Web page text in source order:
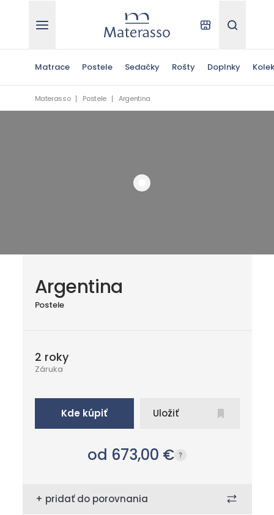
Materasso Kde kúpiťHľadať
Matrace Postele Sedačky Rošty Doplnky
Materasso Postele Argentina
Argentina
Postele
Záruka
2 roky
Kde kúpiť Uložiť
od 673,00 €
+ pridať do porovnania